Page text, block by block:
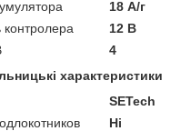
18 А/г
контролера
12 В
4
характеристики
SETech
Ні